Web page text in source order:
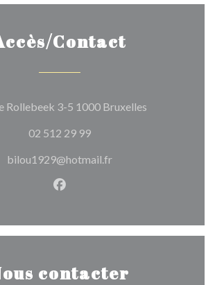
Contact
Rollebeek 3-5 1000 Bruxelles
02 512 29 99
bilou1929@hotmail.fr
Facebook ((ouvre une
contacter